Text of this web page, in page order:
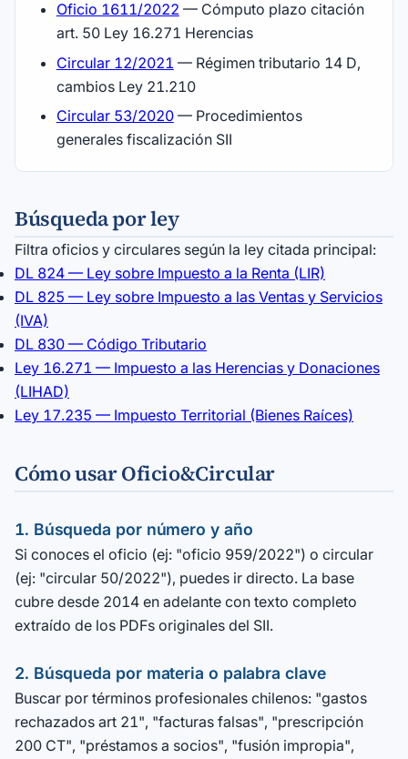
Oficio 1611/2022 — Cómputo plazo citación
art. 50 Ley 16.271 Herencias
Circular 12/2021 — Régimen tributario 14 D,
cambios Ley 21.210
Circular 53/2020— Procedimientos
generales fiscalización SII
Búsqueda por ley
Filtra oficios y circulares según la ley citada principal:
DL 824 — Ley sobre Impuesto a la Renta (LIR)
DL 825 — Ley sobre Impuesto a las Ventas y Servicios
(IVA)
DL 830 — Código Tributario
Ley 16.271 — Impuesto a las Herencias y Donaciones
(LIHAD)
Ley 17.235 — Impuesto Territorial (Bienes Raíces)
Cómo usar Oficio&Circular
1. Búsqueda por número y año
Si conoces el oficio (ej: "oficio 959/2022") o circular
(ej: "circular 50/2022"), puedes ir directo. La base
cubre desde 2014 en adelante con texto completo
extraído de los PDFs originales del SII.
2. Búsqueda por materia o palabra clave
Buscar por términos profesionales chilenos: "gastos
rechazados art 21", "facturas falsas", "prescripción
200 CT", "préstamos a socios", "fusión impropia",